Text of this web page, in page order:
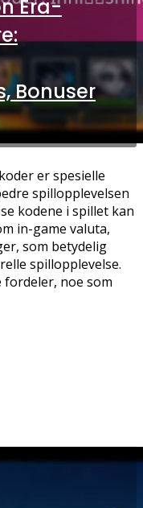
Era-
Bonuser
er spesielle
spillopplevelsen
kodene i spillet kan
in-game valuta,
som betydelig
spillopplevelse.
noe som